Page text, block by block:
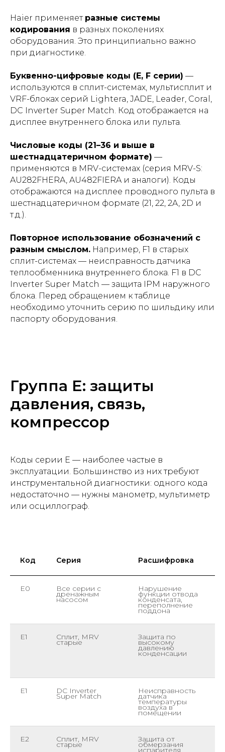
Haier применяет разные системы
кодирования в разных поколениях
оборудования. Это принципиально важно
при диагностике.
Буквенно-цифровые коды (E, F серии) —
используются в сплит-системах, мультисплит и
VRF-блоках серий Lightera, JADE, Leader, Coral,
DC Inverter Super Match. Код отображается на
дисплее внутреннего блока или пульта.
Числовые коды (21–36 и выше в
шестнадцатеричном формате) —
применяются в MRV-системах (серия MRV-S:
AU282FHERA, AU482FIERA и аналоги). Коды
отображаются на дисплее проводного пульта в
шестнадцатеричном формате (21, 22, 2A, 2D и
т.д.).
Повторное использование обозначений с
разным смыслом. Например, F1 в старых
сплит-системах — неисправность датчика
теплообменника внутреннего блока. F1 в DC
Inverter Super Match — защита IPM наружного
блока. Перед обращением к таблице
необходимо уточнить серию по шильдику или
паспорту оборудования.
Группа E: защиты
давления, связь,
компрессор
Коды серии E — наиболее частые в
эксплуатации. Большинство из них требуют
инструментальной диагностики: одного кода
недостаточно — нужны манометр, мультиметр
или осциллограф.
Код Серия Расшифровка
E0 Все серии с
дренажным
насосом
Нарушение
функции отвода
конденсата,
переполнение
поддона
E1 Сплит, MRV
старые
Защита по
высокому
давлению
конденсации
E1 DC Inverter
Super Match
Неисправность
датчика
температуры
воздуха в
помещении
E2 Сплит, MRV
старые
Защита от
обмерзания
испарителя